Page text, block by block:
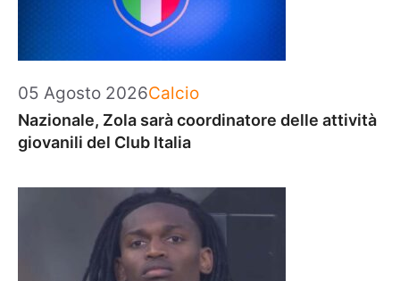
05 Agosto 2026Categorie
Calcio
Nazionale, Zola sarà coordinatore delle attività
giovanili del Club Italia